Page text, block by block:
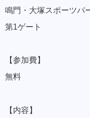
鳴門・大塚スポーツ
第1ゲート
【参加費】
無料
【内容】